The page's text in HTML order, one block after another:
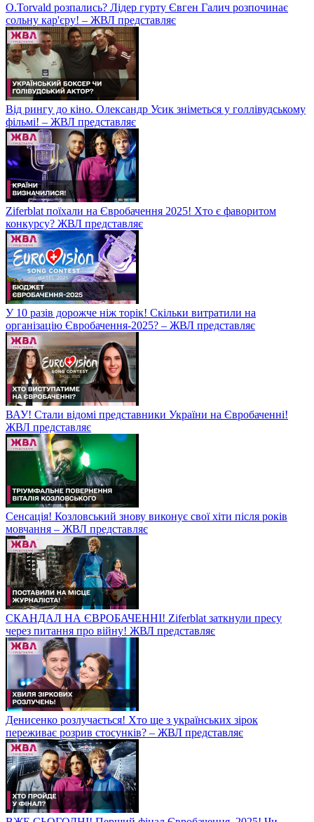
O.Torvald розпались? Лідер гурту Євген Галич розпочинає
сольну кар'єру! – ЖВЛ представляє
Від рингу до кіно. Олександр Усик зніметься у голлівудському
фільмі! – ЖВЛ представляє
Ziferblat поїхали на Євробачення 2025! Хто є фаворитом
конкурсу? ЖВЛ представляє
У 10 разів дорожче ніж торік! Скільки витратили на
організацію Євробачення-2025? – ЖВЛ представляє
ВАУ! Стали відомі представники України на Євробаченні!
ЖВЛ представляє
Сенсація! Козловський знову виконує свої хіти після років
мовчання – ЖВЛ представляє
СКАНДАЛ НА ЄВРОБАЧЕННІ! Ziferblat заткнули пресу
через питання про війну! ЖВЛ представляє
Денисенко розлучається! Хто ще з українських зірок
переживає розрив стосунків? – ЖВЛ представляє